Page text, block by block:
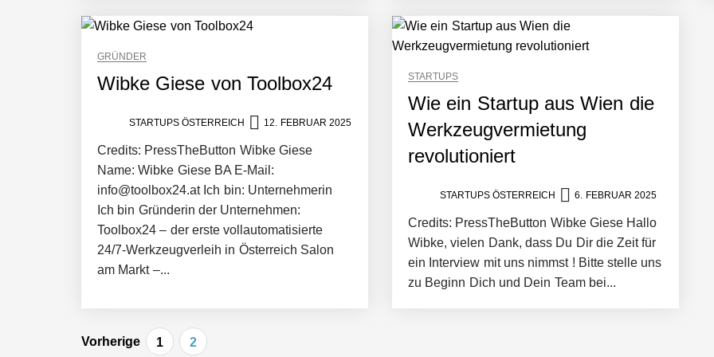
GRÜNDER
Wibke Giese von Toolbox24
STARTUPS ÖSTERREICH 12. FEBRUAR 2025
Credits: PressTheButton Wibke Giese
Name: Wibke Giese BA E-Mail:
info@toolbox24.at Ich bin: Unternehmerin
Ich bin Gründerin der Unternehmen:
Toolbox24 – der erste vollautomatisierte
24/7-Werkzeugverleih in Österreich Salon
am Markt –...
STARTUPS
Wie ein Startup aus Wien die
Werkzeugvermietung
revolutioniert
STARTUPS ÖSTERREICH 6. FEBRUAR 2025
Credits: PressTheButton Wibke Giese Hallo
Wibke, vielen Dank, dass Du Dir die Zeit für
ein Interview mit uns nimmst ! Bitte stelle uns
zu Beginn Dich und Dein Team bei...
Beitragsnavigation
Vorherige 1 2
Mazing: Verwandelt statische 2D-Bilder in eine visuelle Symphonie
Büroabenteuer Haas im Employer Portrait
Michelle Haas von Büroabenteuer